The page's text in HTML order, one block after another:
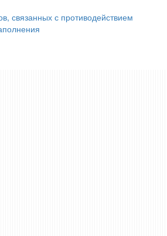
связанных с противодействием